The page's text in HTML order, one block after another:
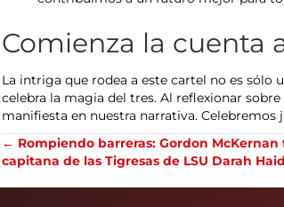
Comienza la cuenta
La intriga que rodea a este cartel no es
celebra la magia del tres. Al reflexionar
manifiesta en nuestra narrativa.
Posts
navegación
← Rompiendo barreras: Gordon
capitana de las Tigresas de LSU Darah